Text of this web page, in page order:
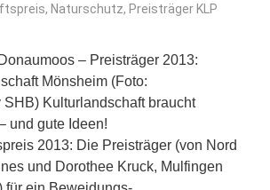
, Naturschutz, Preisträger KLP
– Preisträger 2013:
Mönsheim (Foto:
SHB) Kulturlandschaft braucht
und gute Ideen!
2013: Die Preisträger (von Nord
und Dorothee Kruck, Mulfingen